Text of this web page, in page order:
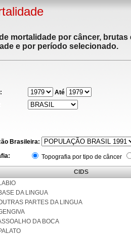
mortalidade por câncer,
e por período selecionado.
Até
Brasileira:
Topografia por tipo de câncer
CIDS
DA LINGUA
PARTES DA LINGUA
DA BOCA